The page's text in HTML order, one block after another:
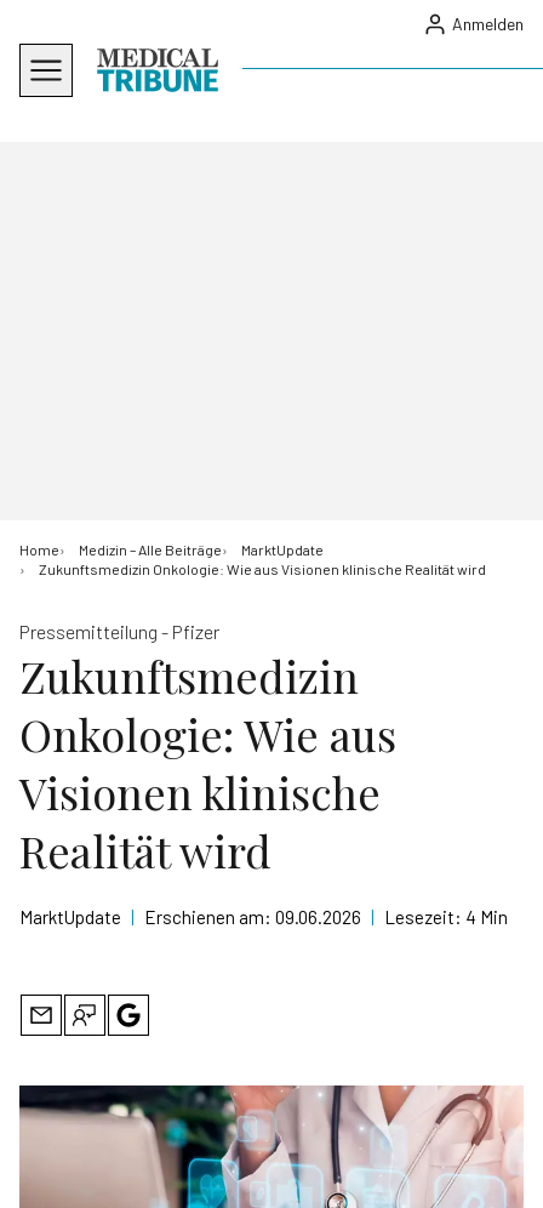
Anmelden
Home Medizin – Alle Beiträge
MarktUpdate
Zukunftsmedizin Onkologie: Wie aus Visionen klinische Realität wird
Pressemitteilung - Pfizer
Zukunftsmedizin
Onkologie: Wie aus
Visionen klinische
Realität wird
MarktUpdate | Erschienen am: 09.06.2026 | Lesezeit: 4 Min